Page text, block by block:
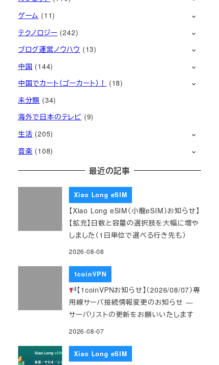
ゲーム (11)
テクノロジー (242)
ブログ運営ノウハウ (13)
中国 (144)
中国でカート（ゴーカート）！
(18)
未分類 (34)
海外で日本のテレビ (9)
生活 (205)
音楽 (108)
最近の記事
Xiao Long eSIM
【Xiao Long eSIM（小龍eSIM）お知らせ】
【拡充】日数と容量の選択肢を大幅に増や
しました（1日単位で選べる行き先も）
2026-08-08
1coinVPN
【1coinVPNお知らせ】（2026/08/07）専
用線サーバ接続情報変更のお知らせ ―
サーバリストの更新をお願いいたします
2026-08-07
Xiao Long eSIM